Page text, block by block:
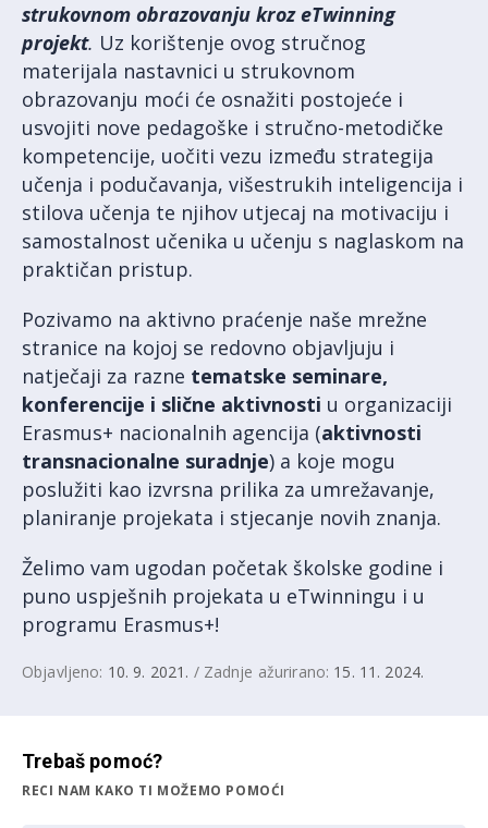
strukovnom obrazovanju kroz eTwinning
projekt. Uz korištenje ovog stručnog
materijala nastavnici u strukovnom
obrazovanju moći će osnažiti postojeće i
usvojiti nove pedagoške i stručno-metodičke
kompetencije, uočiti vezu između strategija
učenja i podučavanja, višestrukih inteligencija i
stilova učenja te njihov utjecaj na motivaciju i
samostalnost učenika u učenju s naglaskom na
praktičan pristup.
Pozivamo na aktivno praćenje naše mrežne
stranice na kojoj se redovno objavljuju i
natječaji za razne tematske seminare,
konferencije i slične aktivnosti u organizaciji
Erasmus+ nacionalnih agencija (aktivnosti
transnacionalne suradnje) a koje mogu
poslužiti kao izvrsna prilika za umrežavanje,
planiranje projekata i stjecanje novih znanja.
Želimo vam ugodan početak školske godine i
puno uspješnih projekata u eTwinningu i u
programu Erasmus+!
Objavljeno: 10. 9. 2021. / Zadnje ažurirano: 15. 11. 2024.
Trebaš pomoć?
RECI NAM KAKO TI MOŽEMO POMOĆI